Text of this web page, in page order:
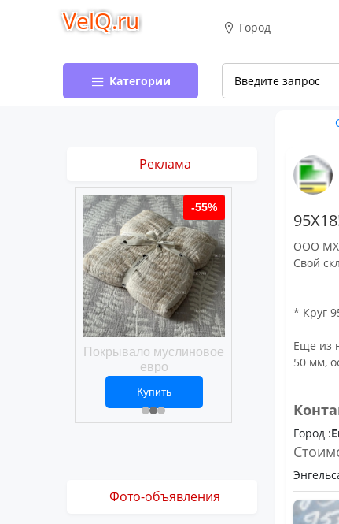
VelQ.ru Город
Категории
ООО МХ
Свой
* Круг
Еще из
50 мм,
Город :
Реклама
-55%
Покрывало муслиновое
евро
2 469 ₽
Купить
Покрывало
Фото-объявления